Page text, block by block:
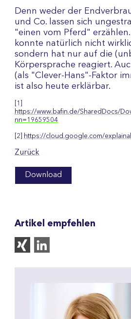
Denn weder der
und Co. lassen sich
"einen vom Pferd"
konnte natürlich nicht
sondern hat nur auf die
Körpersprache reagiert.
(als "Clever-Hans"-Faktor
ist also heute erklärbar.
[1]
https://www.bafin.de/SharedDocs/
nn=19659504
[2] https://cloud.google.com/
Zurück
Download
Artikel empfehlen